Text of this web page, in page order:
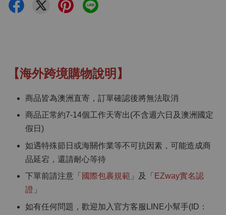
【海外跨境購物說明】
商品皆為澳洲直寄，訂單確認後將無法取消
商品正常約7-14個工作天寄出(不含週六日及澳洲國定
假日)
如遇特殊節日或海關作業等不可抗因素，可能造成商
品延宕，還請耐心等待
下單前請注意「 國際包裹規範 」及「 EZway實名認
證 」
如有任何問題，歡迎加入官方客服LINE小幫手(ID：